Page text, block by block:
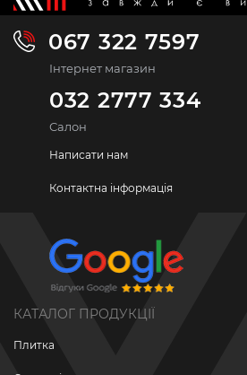
067 322 7597
Інтернет магазин
032 2777 334
Салон
Написати нам
Контактна інформація
КАТАЛОГ ПРОДУКЦІЇ
Плитка